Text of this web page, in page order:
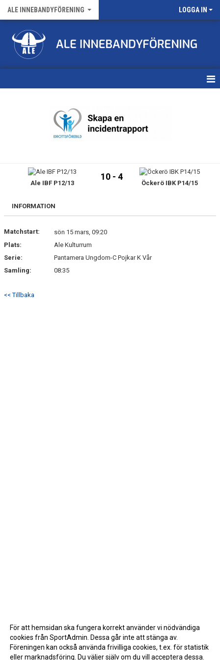
ALE INNEBANDYFÖRENING LOGGA IN
FÖRENINGENS MATCHER
NYHETSARKIV
MEDLEMSKAP
Ale IBF P12/13
10 - 4
Öckerö IBK P14/15
INFORMATION
Matchstart:
sön 15 mars, 09:20
Plats:
Ale Kulturrum
Serie:
Pantamera Ungdom-C Pojkar K Vår
Samling:
08:35
<< Tillbaka
För att hemsidan ska fungera korrekt använder vi nödvändiga
cookies från SportAdmin. Dessa går inte att stänga av.
Föreningen kan också använda frivilliga cookies, t.ex. för statistik
eller marknadsföring. Du väljer själv om du vill acceptera dessa.